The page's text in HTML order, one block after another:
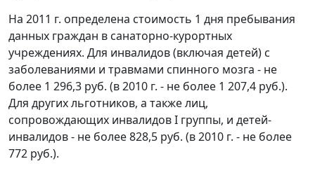
На 2011 г. определена стоимость 1 дня пребывания
данных граждан в санаторно-курортных
учреждениях. Для инвалидов (включая детей) с
заболеваниями и травмами спинного мозга - не
более 1 296,3 руб. (в 2010 г. - не более 1 207,4 руб.).
Для других льготников, а также лиц,
сопровождающих инвалидов I группы, и детей-
инвалидов - не более 828,5 руб. (в 2010 г. - не более
772 руб.).